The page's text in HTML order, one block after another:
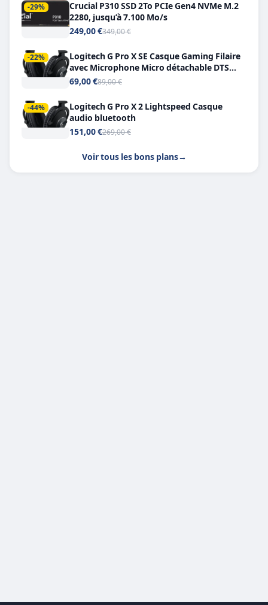
-29%
Crucial P310 SSD 2To PCIe Gen4 NVMe M.2
2280, jusqu’à 7.100 Mo/s
249,00 €349,00 €
-22%
Logitech G Pro X SE Casque Gaming Filaire
avec Microphone Micro détachable DTS
Headphone X 7.1
69,00 €89,00 €
-44%
Logitech G Pro X 2 Lightspeed Casque
audio bluetooth
151,00 €269,00 €
Voir tous les bons plans→